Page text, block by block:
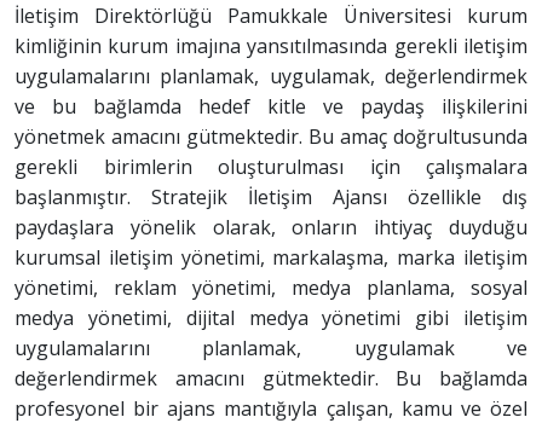
İletişim Direktörlüğü Pamukkale Üniversitesi kurum
kimliğinin kurum imajına yansıtılmasında gerekli iletişim
uygulamalarını planlamak, uygulamak, değerlendirmek
ve bu bağlamda hedef kitle ve paydaş ilişkilerini
yönetmek amacını gütmektedir. Bu amaç doğrultusunda
gerekli birimlerin oluşturulması için çalışmalara
başlanmıştır. Stratejik İletişim Ajansı özellikle dış
paydaşlara yönelik olarak, onların ihtiyaç duyduğu
kurumsal iletişim yönetimi, markalaşma, marka iletişim
yönetimi, reklam yönetimi, medya planlama, sosyal
medya yönetimi, dijital medya yönetimi gibi iletişim
uygulamalarını planlamak, uygulamak ve
değerlendirmek amacını gütmektedir. Bu bağlamda
profesyonel bir ajans mantığıyla çalışan, kamu ve özel